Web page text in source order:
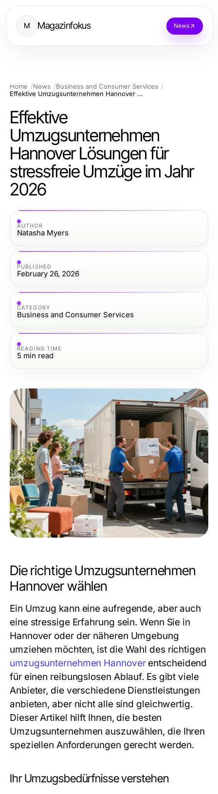
M Magazinfokus News
Home News
Business and Consumer Services
Effektive Umzugsunternehmen Hannover Lösungen für stressfreie Umzüge im Jahr 2026
Effektive
Umzugsunternehmen
Hannover Lösungen für
stressfreie Umzüge im Jahr
2026
AUTHOR
Natasha Myers
PUBLISHED
February 26, 2026
CATEGORY
Business and Consumer Services
READING TIME
5 min read
Die richtige Umzugsunternehmen
Hannover wählen
Ein Umzug kann eine aufregende, aber auch
eine stressige Erfahrung sein. Wenn Sie in
Hannover oder der näheren Umgebung
umziehen möchten, ist die Wahl des richtigen
umzugsunternehmen Hannoverentscheidend
für einen reibungslosen Ablauf. Es gibt viele
Anbieter, die verschiedene Dienstleistungen
anbieten, aber nicht alle sind gleichwertig.
Dieser Artikel hilft Ihnen, die besten
Umzugsunternehmen auszuwählen, die Ihren
speziellen Anforderungen gerecht werden.
Ihr Umzugsbedürfnisse verstehen